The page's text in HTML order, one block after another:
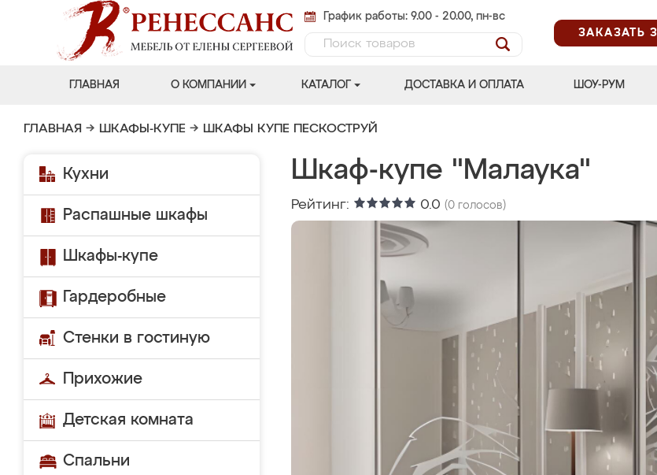
График работы: 9.00 - 20.00, пн-вс
ЗАКАЗАТЬ
ГЛАВНАЯ О КОМПАНИИ КАТАЛОГ ДОСТАВКА И ОПЛАТА ШОУ-РУМ
ГЛАВНАЯ → ШКАФЫ-КУПЕ → ШКАФЫ КУПЕ ПЕСКОСТРУЙ
Кухни
Распашные шкафы
Шкафы-купе
Гардеробные
Стенки в гостиную
Прихожие
Детская комната
Спальни
Шкаф-купе "Малаука"
Рейтинг: 0.0 (0 голосов)